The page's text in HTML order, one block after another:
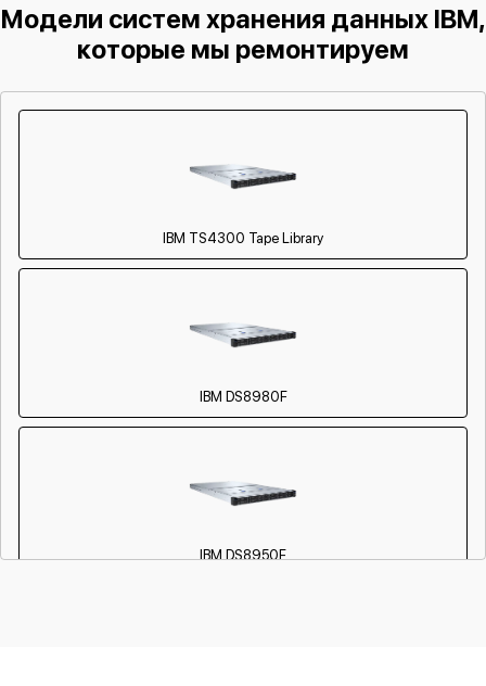
Модели систем хранения данных IBM,
которые мы ремонтируем
IBM TS4300 Tape Library
IBM DS8980F
IBM DS8950F